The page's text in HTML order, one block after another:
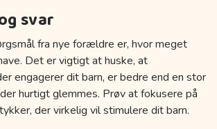
svar
fra nye forældre er, hvor meget
Det er vigtigt at huske, at
engagerer dit barn, er bedre end en stor
hurtigt glemmes. Prøv at fokusere på
der virkelig vil stimulere dit barn.